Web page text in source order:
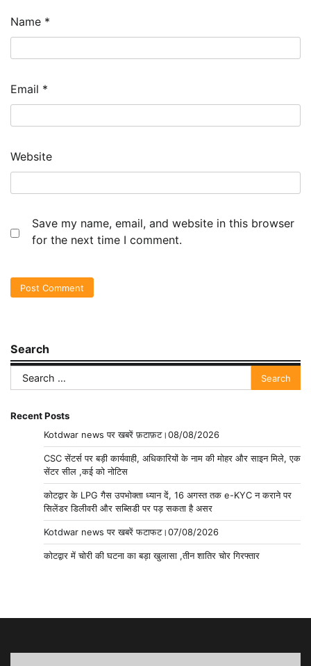
Name *
Email *
Website
Save my name, email, and website in this browser
for the next time I comment.
Search
Search
for:
Recent Posts
Kotdwar news पर खबरें फ़टाफ़ट।08/08/2026
CSC सेंटर्स पर बड़ी कार्यवाही, अधिकारियों के नाम की मोहर और साइन मिले, एक
सेंटर सील ,कई को नोटिस
कोटद्वार के LPG गैस उपभोक्ता ध्यान दें, 16 अगस्त तक e-KYC न कराने पर
सिलेंडर डिलीवरी और सब्सिडी पर पड़ सकता है असर
Kotdwar news पर खबरें फटाफट।07/08/2026
कोटद्वार में चोरी की घटना का बड़ा खुलासा ,तीन शातिर चोर गिरफ्तार